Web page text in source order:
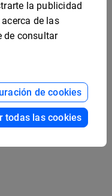
la publicidad
de las
de consultar
de cookies
todas las cookies